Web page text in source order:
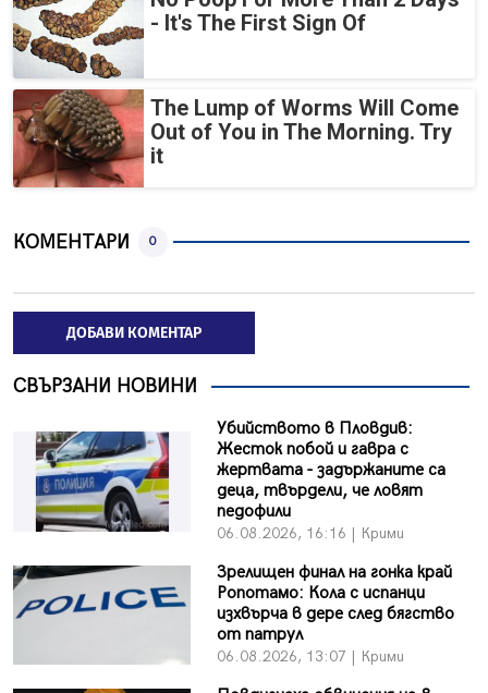
- It's The First Sign Of
The Lump of Worms Will Come
Out of You in The Morning. Try
it
КОМЕНТАРИ 0
ДОБАВИ КОМЕНТАР
СВЪРЗАНИ НОВИНИ
Убийството в Пловдив:
Жесток побой и гавра с
жертвата - задържаните са
деца, твърдели, че ловят
педофили
06.08.2026, 16:16 | Крими
Зрелищен финал на гонка край
Ропотамо: Кола с испанци
изхвърча в дере след бягство
от патрул
06.08.2026, 13:07 | Крими